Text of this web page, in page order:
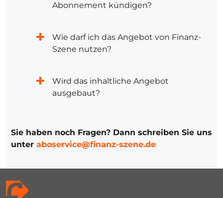
Abonnement kündigen?
Wie darf ich das Angebot von Finanz-
Szene nutzen?
Wird das inhaltliche Angebot
ausgebaut?
Sie haben noch Fragen? Dann schreiben Sie uns
unter aboservice@finanz-szene.de